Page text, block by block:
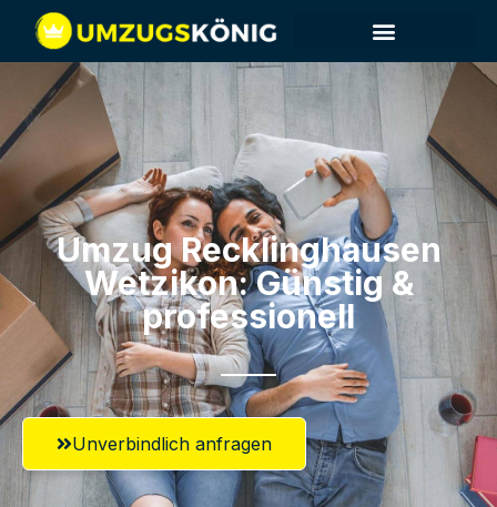
Umzug Recklinghausen​
Wetzikon: Günstig &
professionell​
Unverbindlich anfragen